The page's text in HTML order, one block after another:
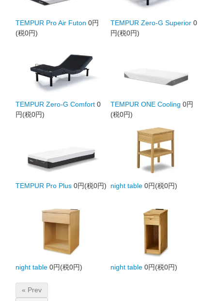
TEMPUR Pro Air Futon 0円
(税0円)
TEMPUR Zero-G Superior 0
円(税0円)
TEMPUR Zero-G Comfort 0
円(税0円)
TEMPUR ONE Cooling 0円
(税0円)
TEMPUR Pro Plus 0円(税0円) night table 0円(税0円)
night table 0円(税0円) night table 0円(税0円)
« Prev